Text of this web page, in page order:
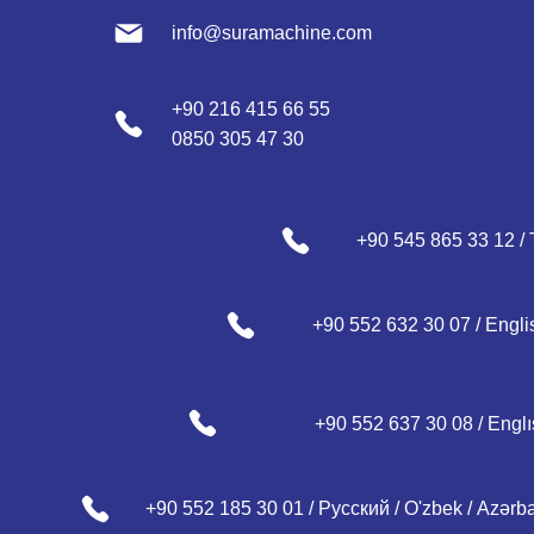
info@suramachine.com
+90 216 415 66 55
0850 305 47 30
+90 545 865 33 12 /
+90 552 637 30 08 /
+90 552 185 30 01 / Русский / О'zbek /